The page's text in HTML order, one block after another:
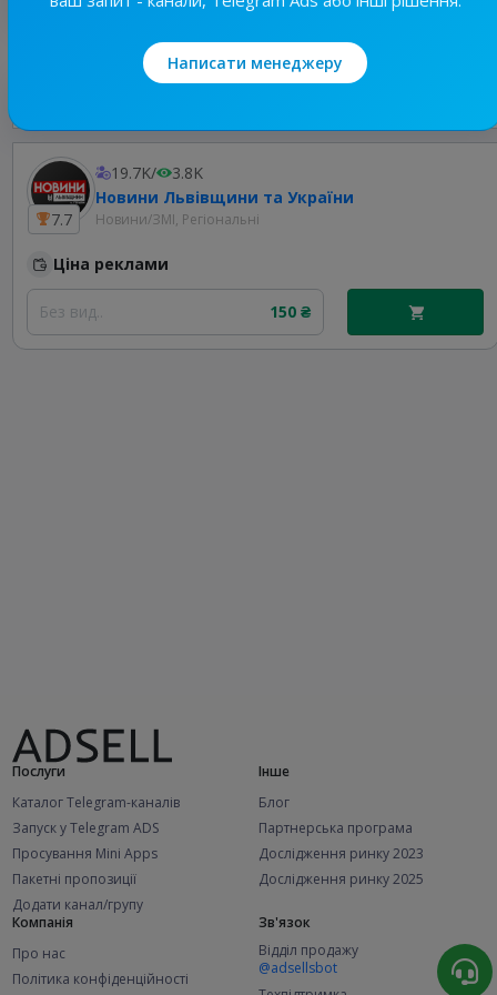
7.7
19.7K/
3.8K
Новини Львівщини та України
Новини/ЗМІ, Регіональні
Ціна реклами
Без вид.. 150 ₴
Послуги
Каталог Telegram-каналів
Запуск у Telegram ADS
Просування Mini Apps
Пакетні пропозиції
Додати канал/групу
Інше
Блог
Партнерська програма
Дослідження ринку 2023
Дослідження ринку 2025
Компанія
Про нас
Політика конфіденційності
Зв'язок
Відділ продажу
@adsellsbot
Написати менеджеру